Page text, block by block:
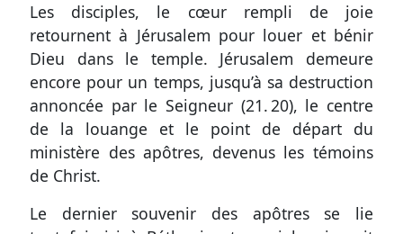
Les disciples, le cœur rempli de joie
retournent à Jérusalem pour louer et bénir
Dieu dans le temple. Jérusalem demeure
encore pour un temps, jusqu’à sa destruction
annoncée par le Seigneur (21. 20), le centre
de la louange et le point de départ du
ministère des apôtres, devenus les témoins
de Christ.
Le dernier souvenir des apôtres se lie